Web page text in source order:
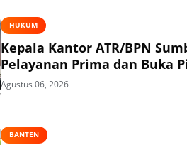
HUKUM
Kepala Kantor ATR/BPN
Pelayanan Prima dan Buka
Agustus 06, 2026
BANTEN